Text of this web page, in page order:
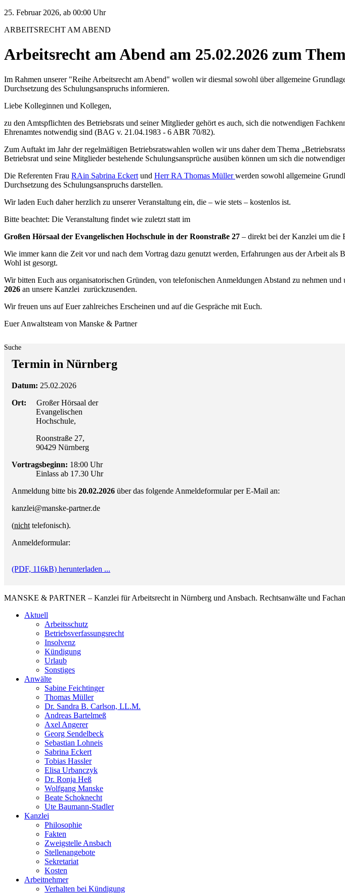
25. Februar 2026, ab 00:00 Uhr
ARBEITSRECHT AM ABEND
Arbeitsrecht am Abend am 25.02.2026 zum
Im Rahmen unserer "Reihe Arbeitsrecht am Abend" wollen wir diesmal sowohl über allgemeine
Durchsetzung des Schulungsanspruchs informieren.
Liebe Kolleginnen und Kollegen,
zu den Amtspflichten des Betriebsrats und seiner Mitglieder gehört es auch, sich die notwendigen
Ehrenamtes notwendig sind (BAG v. 21.04.1983 - 6 ABR 70/82).
Zum Auftakt im Jahr der regelmäßigen Betriebsratswahlen wollen wir uns daher dem Thema
Betriebsrat und seine Mitglieder bestehende Schulungsansprüche ausüben können um sich die
Die Referenten Frau RAin Sabrina Eckert und Herr RA Thomas Müllerwerden sowohl allgemeine
Durchsetzung des Schulungsanspruchs darstellen.
Wir laden Euch daher herzlich zu unserer Veranstaltung ein, die – wie stets – kostenlos ist.
Bitte beachtet: Die Veranstaltung findet wie zuletzt statt im
Großen Hörsaal der Evangelischen Hochschule in der Roonstraße 27 – direkt bei der Kanzlei um die
Wie immer kann die Zeit vor und nach dem Vortrag dazu genutzt werden, Erfahrungen aus der Arbeit
Wohl ist gesorgt.
Wir bitten Euch aus organisatorischen Gründen, von telefonischen Anmeldungen Abstand zu nehmen und
2026 an unsere Kanzlei zurückzusenden.
Wir freuen uns auf Euer zahlreiches Erscheinen und auf die Gespräche mit Euch.
Euer Anwaltsteam von Manske & Partner
Suche
Termin in Nürnberg
Datum: 25.02.2026
Ort: Großer Hörsaal der
Evangelischen
Hochschule,
Roonstraße 27,
90429 Nürnberg
Vortragsbeginn: 18:00 Uhr
Einlass ab 17.30 Uhr
Anmeldung bitte bis 20.02.2026 über das folgende Anmeldeformular per E-Mail an:
kanzlei@manske-partner.de
(nicht telefonisch).
Anmeldeformular:
(PDF, 116kB) herunterladen ...
MANSKE & PARTNER – Kanzlei für Arbeitsrecht in Nürnberg und Ansbach. Rechtsanwälte und
Aktuell
Arbeitsschutz
Betriebsverfassungsrecht
Insolvenz
Kündigung
Urlaub
Sonstiges
Anwälte
Sabine Feichtinger
Thomas Müller
Dr. Sandra B. Carlson, LL.M.
Andreas Bartelmeß
Axel Angerer
Georg Sendelbeck
Sebastian Lohneis
Sabrina Eckert
Tobias Hassler
Elisa Urbanczyk
Dr. Ronja Heß
Wolfgang Manske
Beate Schoknecht
Ute Baumann-Stadler
Kanzlei
Philosophie
Fakten
Zweigstelle Ansbach
Stellenangebote
Sekretariat
Kosten
Arbeitnehmer
Verhalten bei Kündigung